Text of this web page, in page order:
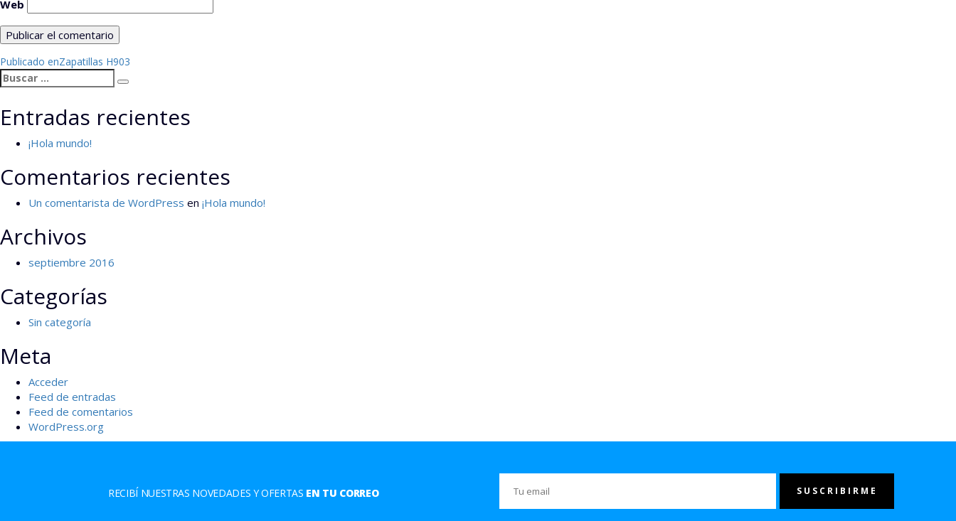
Web
Navegación
de
entradas
Publicado enZapatillas H903
Buscar
por:
Buscar
Entradas recientes
¡Hola mundo!
Comentarios recientes
Un comentarista de WordPress en ¡Hola mundo!
Archivos
septiembre 2016
Categorías
Sin categoría
Meta
Acceder
Feed de entradas
Feed de comentarios
WordPress.org
RECIBÍ NUESTRAS NOVEDADES Y OFERTAS EN TU CORREO